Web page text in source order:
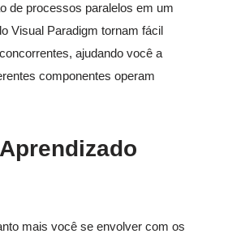
de processos paralelos em um
Visual Paradigm tornam fácil
ajudando você a
componentes operam
mais você se envolver com os